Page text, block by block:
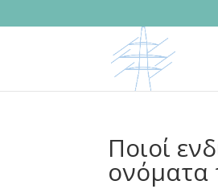
Ποιοί
ονόματα